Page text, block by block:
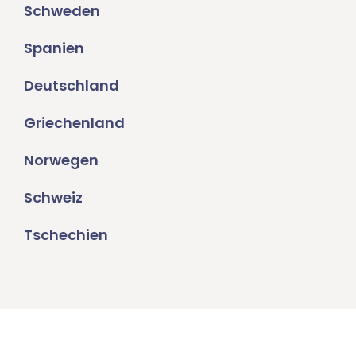
Schweden
Spanien
Deutschland
Griechenland
Norwegen
Schweiz
Tschechien